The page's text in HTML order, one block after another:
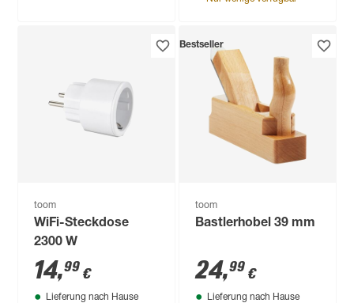
toom
WiFi-Steckdose
2300 W
14,99 €
Lieferung nach Hause
Bestseller
toom
Bastlerhobel 39 mm
24,99 €
Lieferung nach Hause